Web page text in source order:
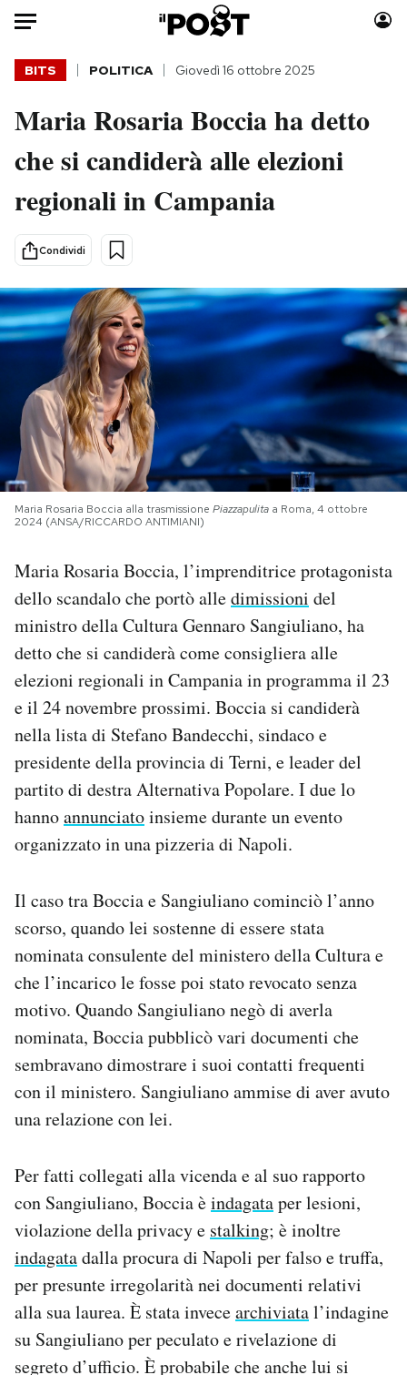
Auto
HOME
Italia
Politica
Tecnologia
Internet
Cultura
Economia
Sport
Moda
Consumismi
Europa
Altrecose
Mondiali calcio 2026
PODCAST
NEWSLETTER
I MIEI PREFERITI
SHOP
CALENDARIO
AREA PERSONALE
Area Personale
Notifiche mobile
Regala il Post
Esci
BITS POLITICA Giovedì 16 ottobre 2025
Maria Rosaria Boccia ha detto
che si candiderà alle elezioni
regionali in Campania
Condividi
Maria Rosaria Boccia alla trasmissione Piazzapulita a Roma, 4 ottobre
2024 (ANSA/RICCARDO ANTIMIANI)
Maria Rosaria Boccia, l’imprenditrice protagonista
dello scandalo che portò alledimissioni del
ministro della Cultura Gennaro Sangiuliano, ha
detto che si candiderà come consigliera alle
elezioni regionali in Campania in programma il 23
e il 24 novembre prossimi. Boccia si candiderà
nella lista di Stefano Bandecchi, sindaco e
presidente della provincia di Terni, e leader del
partito di destra Alternativa Popolare. I due lo
hannoannunciatoinsieme durante un evento
organizzato in una pizzeria di Napoli.
Il caso tra Boccia e Sangiuliano cominciò l’anno
scorso, quando lei sostenne di essere stata
nominata consulente del ministero della Cultura e
che l’incarico le fosse poi stato revocato senza
motivo. Quando Sangiuliano negò di averla
nominata, Boccia pubblicò vari documenti che
sembravano dimostrare i suoi contatti frequenti
con il ministero. Sangiuliano ammise di aver avuto
una relazione con lei.
Per fatti collegati alla vicenda e al suo rapporto
con Sangiuliano, Boccia èindagataper lesioni,
violazione della privacy e stalking; è inoltre
indagatadalla procura di Napoli per falso e truffa,
per presunte irregolarità nei documenti relativi
alla sua laurea. È stata invecearchiviatal’indagine
su Sangiuliano per peculato e rivelazione di
segreto d’ufficio. È probabile che anche lui si